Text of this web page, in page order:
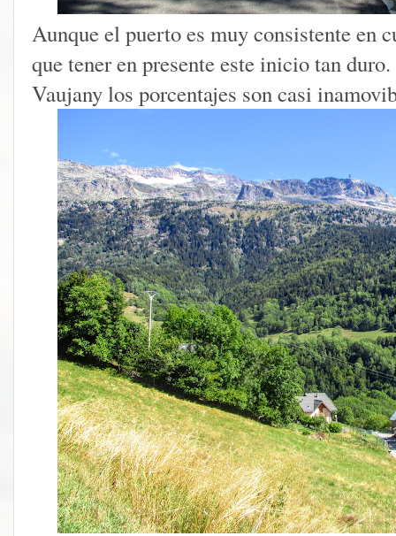
Aunque el puerto es muy consistente en
que tener en presente este inicio tan
Vaujany los porcentajes son casi